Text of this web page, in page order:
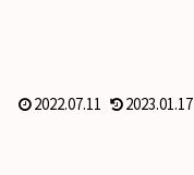
2022.07.11 2023.01.17